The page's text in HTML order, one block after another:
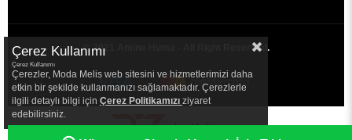
© 2021 Amine Hüma - All Right Reserved.
|
Çerez Kullanımı
Çerez Kullanımı
Çerezler, Moda Melis web sitesini ve hizmetlerimizi daha
etkin bir şekilde kullanmanızı sağlamaktadır. Çerezlerle
ilgili detaylı bilgi için Çerez Politikamızı ziyaret
edebilirsiniz.